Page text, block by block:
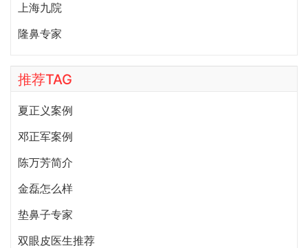
上海九院
隆鼻专家
推荐TAG
夏正义案例
邓正军案例
陈万芳简介
金磊怎么样
垫鼻子专家
双眼皮医生推荐